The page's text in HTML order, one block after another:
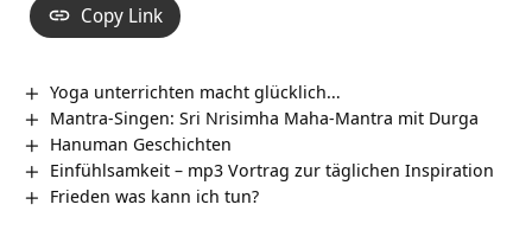
Copy Link
Yoga unterrichten macht glücklich…
Mantra-Singen: Sri Nrisimha Maha-Mantra mit Durga
Hanuman Geschichten
Einfühlsamkeit – mp3 Vortrag zur täglichen Inspiration
Frieden was kann ich tun?